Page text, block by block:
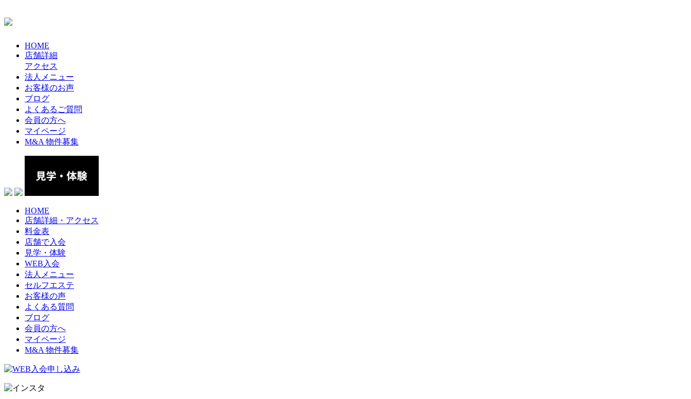
HOME
店舗詳細
アクセス
法人メニュー
お客様のお声
ブログ
よくあるご質問
会員の方へ
マイページ
M&A 物件募集
HOME
店舗詳細・アクセス
料金表
店舗で入会
見学・体験
WEB入会
法人メニュー
セルフエステ
お客様の声
よくある質問
ブログ
会員の方へ
マイページ
M&A 物件募集